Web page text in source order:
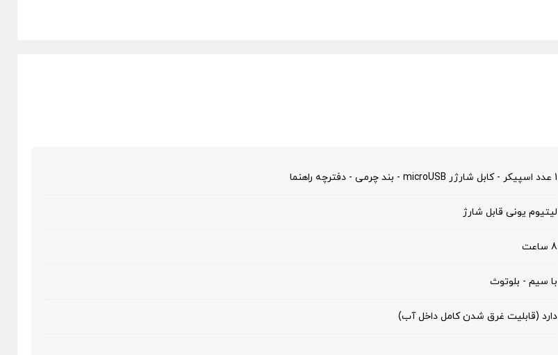
1 عدد اسپیکر - کابل شارژر microUSB - بند چرمی - دفترچه راهنما
لیتیوم یونی قابل شارژ
8 ساعت
با سیم - بلوتوث
دارد (قابلیت غرق شدن کامل داخل آب)